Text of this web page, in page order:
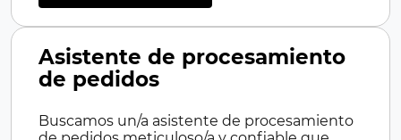
Asistente de procesamiento
de pedidos
Buscamos un/a asistente de procesamiento